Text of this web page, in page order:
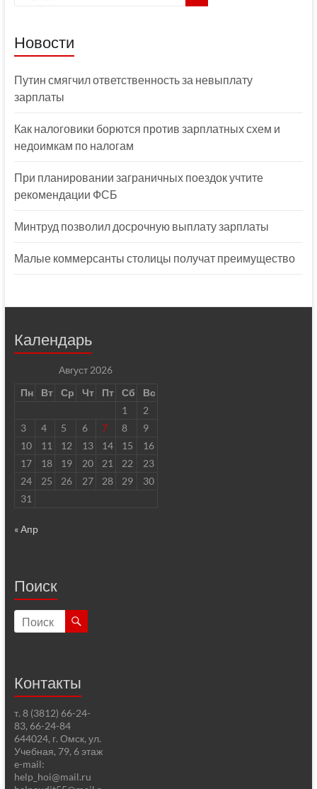
Новости
Путин смягчил ответственность за невыплату
зарплаты
Как налоговики борются против зарплатных схем и
недоимкам по налогам
При планировании заграничных поездок учтите
рекомендации ФСБ
Минтруд позволил досрочную выплату зарплаты
Малые коммерсанты столицы получат преимущество
Календарь
Август 2026
Пн
Вт Ср Чт Пт Сб
Вс
1
2
3
4 5 6 7 8
9
10
11 12 13 14 15
16
17
18 19 20 21 22
23
24
25 26 27 28 29
30
31
« Апр
Поиск
Контакты
т. 8 (3812) 66-24-
83, 66-24-84
644024, г. Омск, ул.
Учебная, 79, 6 этаж
e-mail:
help_hoi@mail.ru